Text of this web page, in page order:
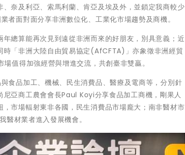
奈及利亞、索馬利蘭、肯亞及埃及外，並鎖定我商較少
面對面分享非洲數位化、工業化市場趨勢及商機。
總算能再次見到遠從非洲而來的好朋友，別具意義；近
「非洲大陸自由貿易協定(AfCFTA)」亦象徵非洲經貿
值得加強經營與增進交流，共創臺非雙贏。
食品加工、機械、民生消費品、醫療及電商等，分別針
亞商工農會會長Paul Koyi分享食品加工商機，剛果人
市場輻射東非各國，民生消費品市場龐大；南非醫材市
材業者進入發展機會。